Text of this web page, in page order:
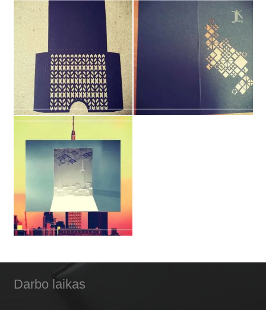
Darbo laikas